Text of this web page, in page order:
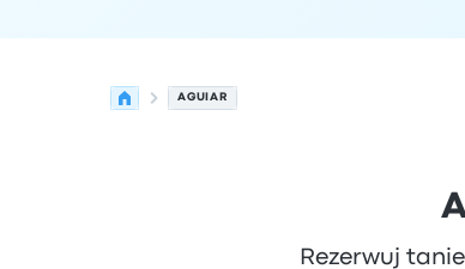
AGUIAR
Rezerwuj